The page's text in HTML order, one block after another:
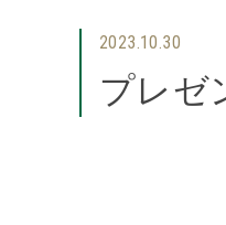
2023.10.30
プレゼ